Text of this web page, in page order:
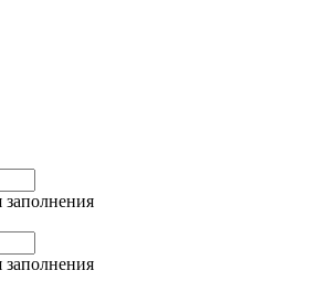
заполнения
заполнения